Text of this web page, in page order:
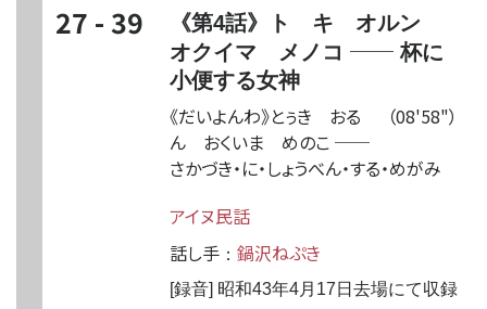
27 - 39
《第4話》ト゚キ オルン
オクイマ メノコ ── 杯に
小便する女神
（08'58"）
《だいよんわ》とぅき おる
ん おくいま めのこ ──
さかづき・に・しょうべん・する・めがみ
アイヌ民話
話し手 ： 鍋沢ねぷき
[録音] 昭和43年4月17日去場にて収録